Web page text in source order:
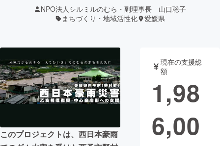
テクノロジー・ガジェット ゲーム・サ
映像・映画 書籍・雑誌
まちづくり・地域活性化
NPO法人シルミルのむら・副理事長 山口聡子
まちづくり・地域活性化
愛媛県
このプロジェクトは、西日本豪雨
現在の支援総
額
1,98
6,00